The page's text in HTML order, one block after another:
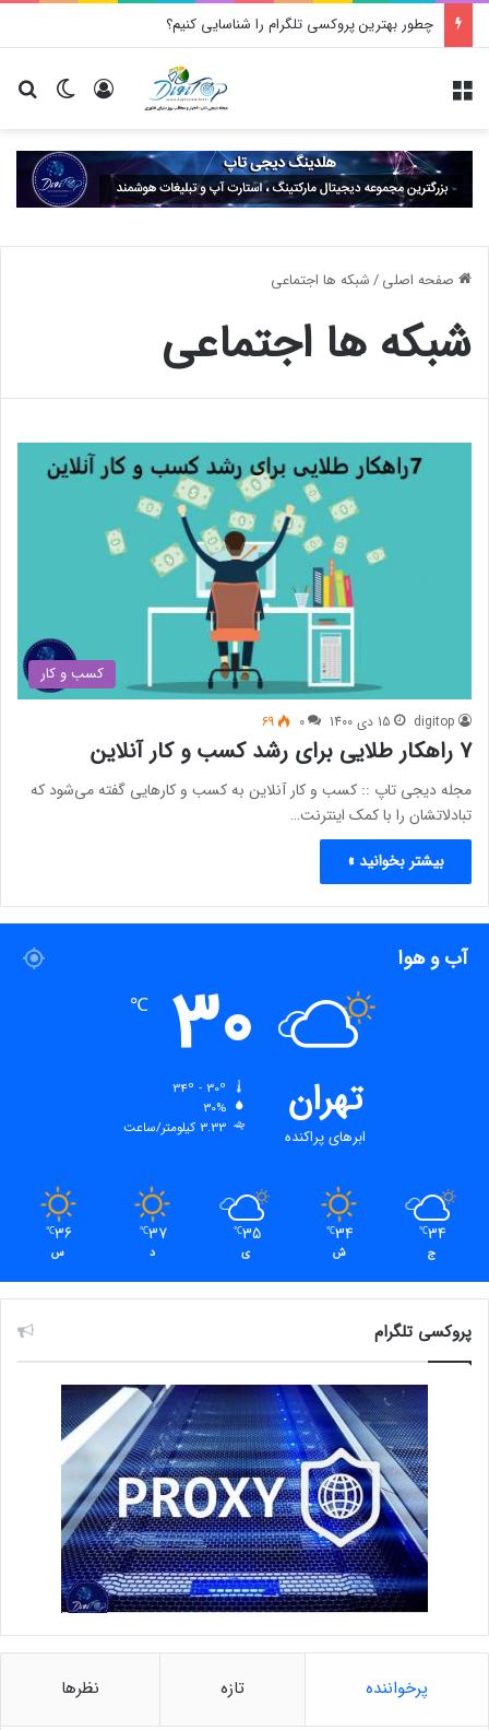
چطور بهترین پروکسی تلگرام را شناسایی کنیم؟
تغییر ورود
صفحه اصلی/شبکه ها اجتماعی
شبکه ها اجتماعی
کسب و کار
digitop 15 دی 1400 0
69
7 راهکار طلایی برای رشد کسب و کار آنلاین
مجله دیجی تاپ :: کسب و کار آنلاین به کسب و کارهایی گفته می‌شود که
تبادلاتشان را با کمک اینترنت…
بیشتر بخوانید »
آب و هوا
تهران
ابرهای پراکنده
30
℃
30%
3.33 کیلومتر/ساعت
34
℃
ج
34
℃
ش
35
℃
ی
37
℃
د
36
℃
س
پروکسی تلگرام
پرخواننده تازه نظرها